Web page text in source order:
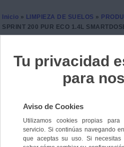
Inicio » LIMPIEZA DE SUELOS »
SPRINT 200 PUR ECO 1.4L
Ref.